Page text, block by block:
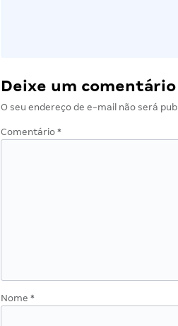
Deixe um comentário
O seu endereço de e-mail não será
Comentário *
Nome *